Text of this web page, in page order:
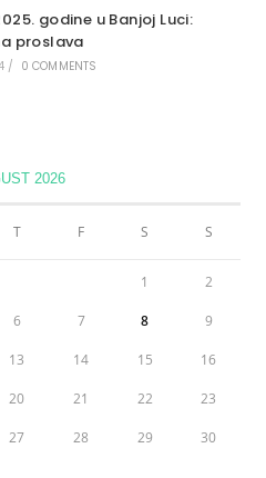
godine u Banjoj Luci:
proslava
/ 0 COMMENTS
2026
T F S S
1 2
6 7 8 9
13 14 15 16
20 21 22 23
27 28 29 30